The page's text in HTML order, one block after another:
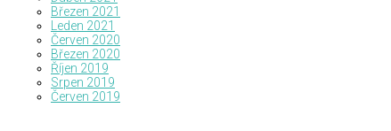
Březen 2021
Leden 2021
Červen 2020
Březen 2020
Říjen 2019
Srpen 2019
Červen 2019